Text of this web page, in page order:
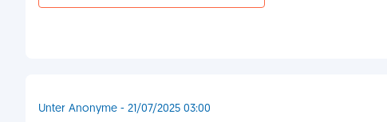
Unter Anonyme - 21/07/2025 03:00